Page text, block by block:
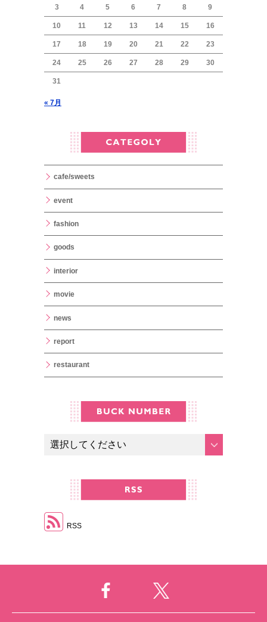
3 4 5 6 7 8 9
10 11 12 13 14 15 16
17 18 19 20 21 22 23
24 25 26 27 28 29 30
31
« 7月
cafe/sweets
event
fashion
goods
interior
movie
news
report
restaurant
RSS